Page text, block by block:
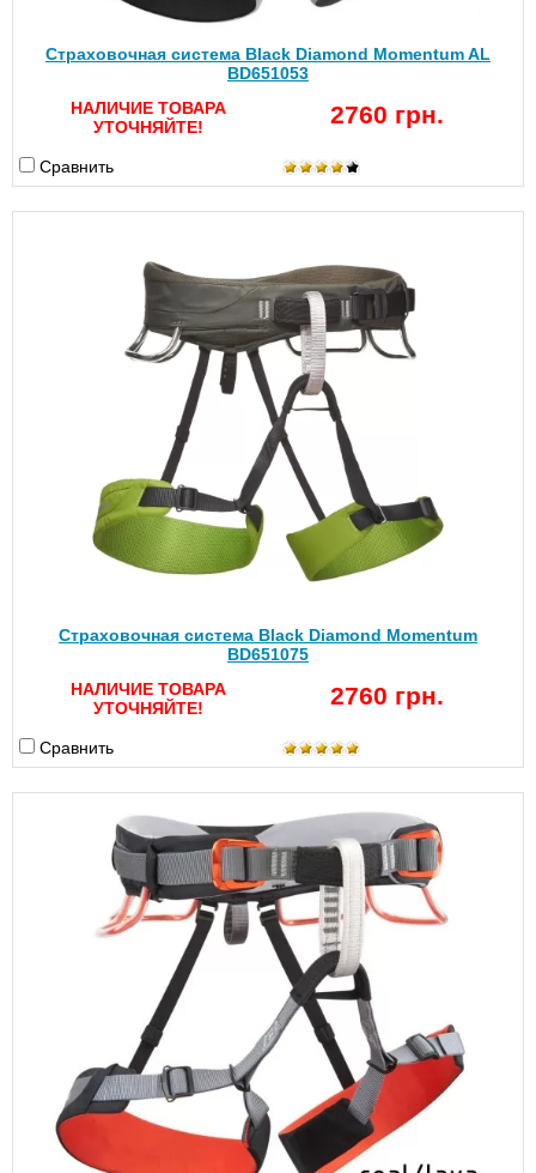
Страховочная система Black Diamond Momentum AL
BD651053
НАЛИЧИЕ ТОВАРА
УТОЧНЯЙТЕ!
2760 грн.
Сравнить
Страховочная система Black Diamond Momentum
BD651075
НАЛИЧИЕ ТОВАРА
УТОЧНЯЙТЕ!
2760 грн.
Сравнить